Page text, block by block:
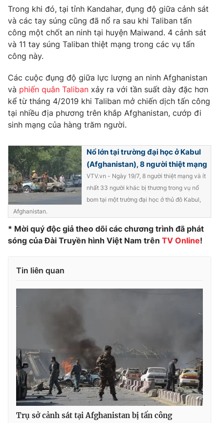
Hậu trường
Nhân vật
Khán giả
Điện ảnh
Âm nhạc
Sao
Đời sống
Du lịch
Làm đẹp
Chất lượng cuộc sống
Giáo dục
Học trực tuyến
Công nghệ
Hitech Công nghệ tương lai
Sản phẩm
Tư vấn
Giao lưu trực tuyến
Chuyên mục khác
Emagazine Podcast
Photo Infographic
Video Shorts video
VTV Money
VTV Sức khoẻ
VTV4 Vươn mình bằng AI
VTV9 VTV8
Liên hệ tòa soạn English
Trong khi đó, tại tỉnh Kandahar, đụng độ giữa cảnh sát
và các tay súng cũng đã nổ ra sau khi Taliban tấn
công một chốt an ninh tại huyện Maiwand. 4 cảnh sát
và 11 tay súng Taliban thiệt mạng trong các vụ tấn
công này.
Các cuộc đụng độ giữa lực lượng an ninh Afghanistan
và phiến quân Taliban xảy ra với tần suất dày đặc hơn
kể từ tháng 4/2019 khi Taliban mở chiến dịch tấn công
tại nhiều địa phương trên khắp Afghanistan, cướp đi
sinh mạng của hàng trăm người.
Nổ lớn tại trường đại học ở Kabul
(Afghanistan), 8 người thiệt mạng
VTV.vn - Ngày 19/7, 8 người thiệt mạng và ít
nhất 33 người khác bị thương trong vụ nổ
bom tại một trường đại học ở thủ đô Kabul,
Afghanistan.
* Mời quý độc giả theo dõi các chương trình đã phát
sóng của Đài Truyền hình Việt Nam trên TV Online!
Tin liên quan
Trụ sở cảnh sát tại Afghanistan bị tấn công